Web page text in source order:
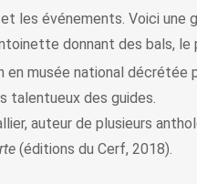
les événements. Voici
donnant des bals,
musée national décrétée
talentueux des guides.
auteur de plusieurs
(éditions du Cerf, 2018).